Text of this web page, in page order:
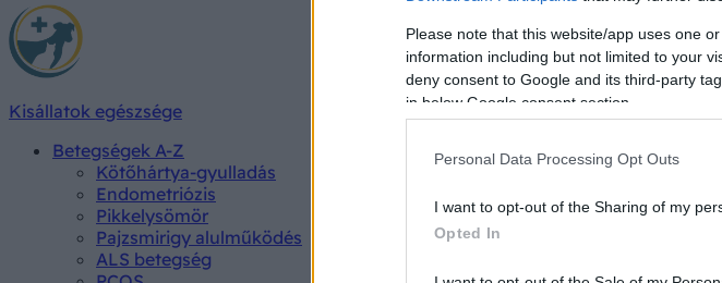
Please note that this website/app uses one
information including but not limited to your
deny consent to Google and its third-party
in below Google consent section.
Personal Data Processing Opt Outs
I want to opt-out of the Sharing of my
Opted In
Kisállatok egészsége
Betegségek A-Z
Kötőhártya-gyulladás
Endometriózis
Pikkelysömör
Pajzsmirigy alulműködés
ALS betegség